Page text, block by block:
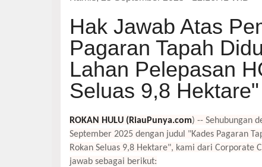
Hak Jawab Atas
Pagaran Tapah
Lahan Pelepasan
Seluas 9,8 Hektare"
ROKAN HULU (RiauPunya.com) -- Sehubungan
September 2025 dengan judul "Kades Pagaran
Rokan Seluas 9,8 Hektare", kami dari Corporate
jawab sebagai berikut: